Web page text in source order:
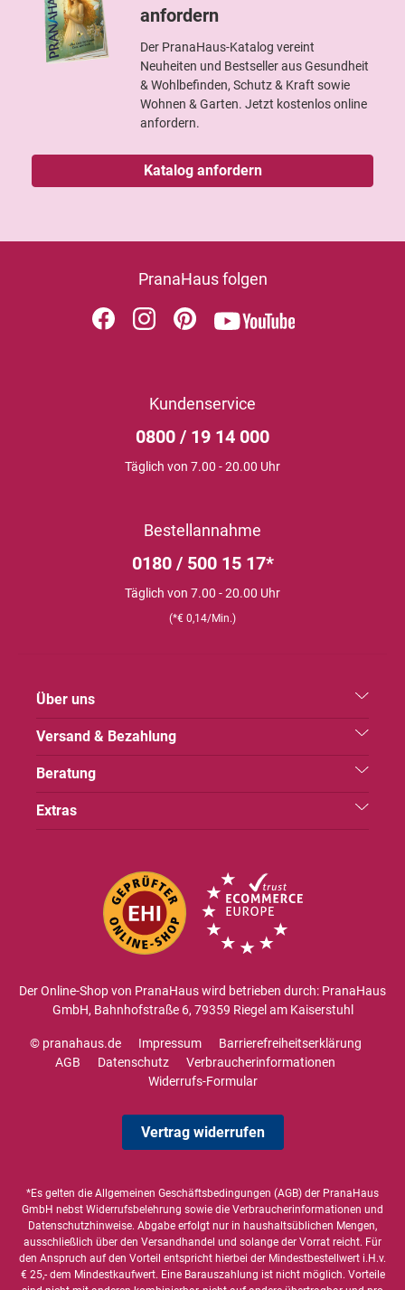
anfordern
Der PranaHaus-Katalog vereint
Neuheiten und Bestseller aus Gesundheit
& Wohlbefinden, Schutz & Kraft sowie
Wohnen & Garten. Jetzt kostenlos online
anfordern.
Katalog anfordern
PranaHaus folgen
Kundenservice
0800 / 19 14 000
Täglich von 7.00 - 20.00 Uhr
Bestellannahme
0180 / 500 15 17*
Täglich von 7.00 - 20.00 Uhr
(*€ 0,14/Min.)
Über uns
Versand & Bezahlung
Beratung
Extras
Der Online-Shop von PranaHaus wird betrieben durch: PranaHaus
GmbH, Bahnhofstraße 6, 79359 Riegel am Kaiserstuhl
© pranahaus.de Impressum
Barrierefreiheitserklärung
AGB
Datenschutz
Verbraucherinformationen
Widerrufs-Formular
Vertrag widerrufen
*Es gelten die Allgemeinen Geschäftsbedingungen (AGB) der PranaHaus
GmbH nebst Widerrufsbelehrung sowie die Verbraucherinformationen und
Datenschutzhinweise. Abgabe erfolgt nur in haushaltsüblichen Mengen,
ausschließlich über den Versandhandel und solange der Vorrat reicht. Für
den Anspruch auf den Vorteil entspricht hierbei der Mindestbestellwert i.H.v.
€ 25,- dem Mindestkaufwert. Eine Barauszahlung ist nicht möglich. Vorteile